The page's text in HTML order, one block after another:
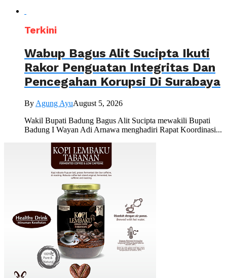
Terkini
Wabup Bagus Alit Sucipta Ikuti
Rakor Penguatan Integritas Dan
Pencegahan Korupsi Di Surabaya
By Agung AyuAugust 5, 2026
Wakil Bupati Badung Bagus Alit Sucipta mewakili Bupati
Badung I Wayan Adi Arnawa menghadiri Rapat Koordinasi...